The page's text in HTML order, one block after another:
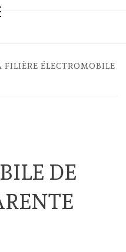
FILIÈRE ÉLECTROMOBILE
DE